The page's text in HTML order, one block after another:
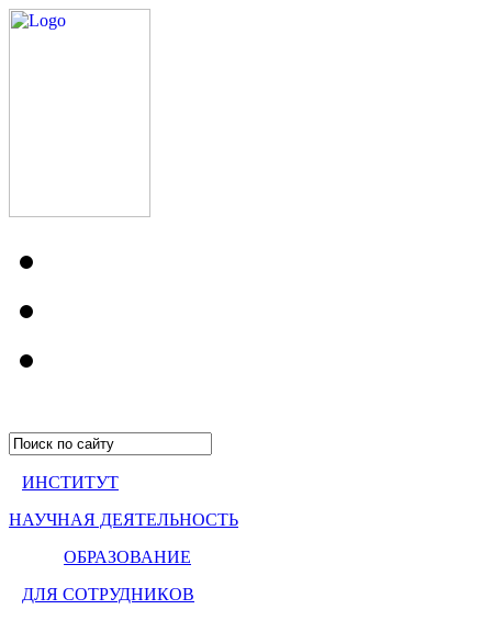
ИНСТИТУТ
НАУЧНАЯ ДЕЯТЕЛЬНОСТЬ
ОБРАЗОВАНИЕ
ДЛЯ СОТРУДНИКОВ